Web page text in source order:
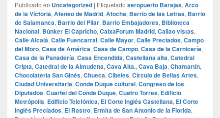
Publicado en Uncategorized | Etiquetado aeropuerto Barajas, Arco
de la Victoria, Ateneo de Madrid, Atocha, Barrio de las Letras, Barrio
de Salamanca, Barrio del Pilar, Barrio Embajadores, Biblioteca
Nacional, Búnker El Capricho, CaixaForum Madrid, Callao vistas,
Calle Alcalá, Calle Fuencarral, Calle Mayor, Calle Preciados, Campo
del Moro, Casa de América, Casa de Campo, Casa de la Carnicería,
Casa de la Panadería, Casa Encendida, Castellana alta, Catedral
Cripta, Catedral de la Almudena, Cava Alta., Cava Baja, Chamartín,
Chocolatería San Ginés, Chueca, Cibeles, Círculo de Bellas Artes,
Ciudad Universitaria, Conde Duque cultural, Congreso de los
Diputados, Cuartel del Conde Duque, Cuatro Torres, Edificio
Metrópolis, Edificio Telefónica, El Corte Inglés Castellana, El Corte
Inglés Preciados, El Rastro, Ermita de San Antonio de la Florida,